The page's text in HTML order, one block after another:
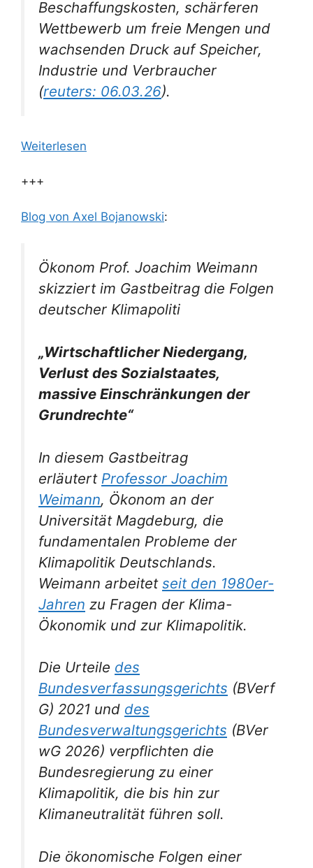
Beschaffungskosten, schärferen
Wettbewerb um freie Mengen und
wachsenden Druck auf Speicher,
Industrie und Verbraucher
(reuters: 06.03.26).
Weiterlesen
+++
Blog von Axel Bojanowski:
Ökonom Prof. Joachim Weimann
skizziert im Gastbeitrag die Folgen
deutscher Klimapoliti
„Wirtschaftlicher Niedergang,
Verlust des Sozialstaates,
massive Einschränkungen der
Grundrechte“
In diesem Gastbeitrag
erläutert Professor Joachim
Weimann, Ökonom an der
Universität Magdeburg, die
fundamentalen Probleme der
Klimapolitik Deutschlands.
Weimann arbeitet seit den 1980er-
Jahren zu Fragen der Klima-
Ökonomik und zur Klimapolitik.
Die Urteile des
Bundesverfassungsgerichts (BVerf
G) 2021 und des
Bundesverwaltungsgerichts (BVer
wG 2026) verpflichten die
Bundesregierung zu einer
Klimapolitik, die bis hin zur
Klimaneutralität führen soll.
Die ökonomische Folgen einer